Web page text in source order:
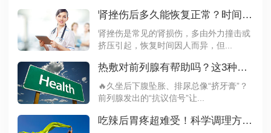
肾挫伤后多久能恢复正常？时间表来了！
肾挫伤是常见的肾损伤，多由外力撞击或
挤压引起，恢复时间因人而异，但...
热敷对前列腺有帮助吗？这3种情况要绕道
🔥久坐后下腹坠胀、排尿总像“挤牙膏”？
前列腺发出的“抗议信号”让...
吃辣后胃疼超难受！科学调理方法速收藏